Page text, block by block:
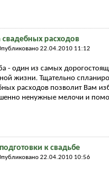
свадебных расходов
22.04.2010 11:12
- один из самых
жизни. Тщательно
расходов позволит Вам
ненужные мелочи и
к свадьбе
22.04.2010 10:56